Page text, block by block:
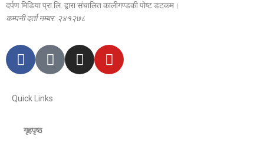
दर्पण मिडिया प्रा.लि. द्वारा संचालित कालीगण्डकी पोष्ट डटकम।
कम्पनी दर्ता नम्बर: २४१२७८
Quick Links
गृहपृष्ठ